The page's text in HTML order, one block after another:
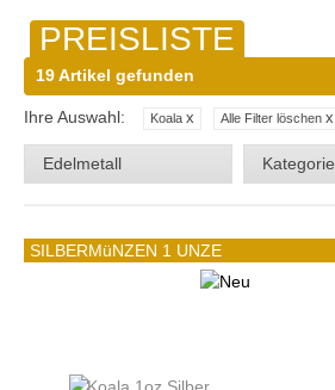
PREISLISTE
19 Artikel gefunden
Ihre Auswahl: Koala x Alle Filter löschen x
Edelmetall Kategorie
SILBERMüNZEN 1 UNZE